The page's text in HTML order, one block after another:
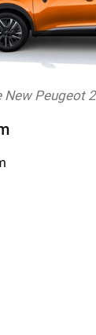
New Peugeot